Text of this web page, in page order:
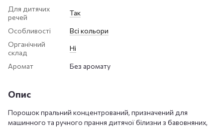
Для дитячих
речей
Так
Особливості
Всі кольори
Органічний
склад
Ні
Аромат Без аромату
Опис
Порошок пральний концентрований, призначений для
машинного та ручного прання дитячої білизни з бавовняних,